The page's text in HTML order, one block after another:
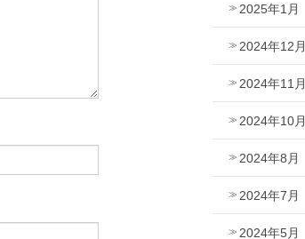
2025年1月
2024年12月
2024年11月
2024年10月
2024年8月
2024年7月
2024年5月